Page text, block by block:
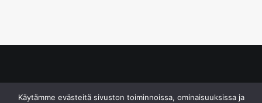
Käytämme evästeitä sivuston toiminnoissa, ominaisuuksissa ja